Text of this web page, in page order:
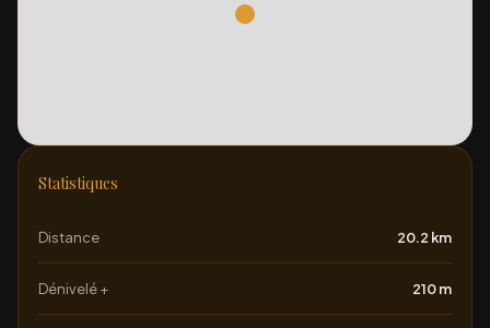
Statistiques
Distance 20.2 km
Dénivelé + 210 m